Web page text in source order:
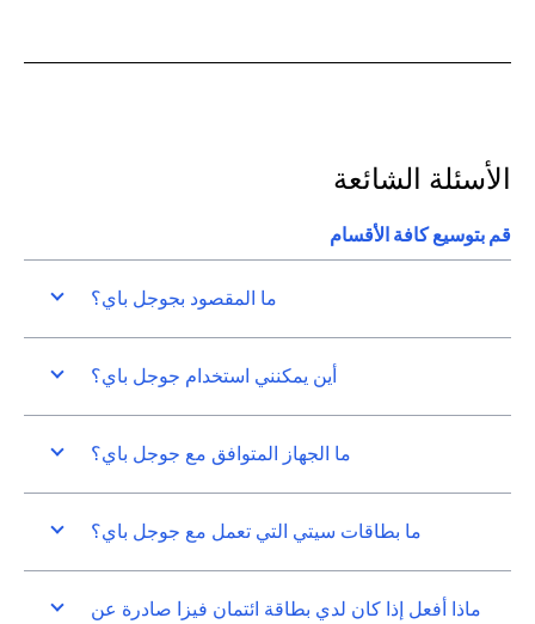
الأسئلة الشائعة
قم بتوسيع كافة الأقسام
ما المقصود بجوجل باي؟
أين يمكنني استخدام جوجل باي؟
ما الجهاز المتوافق مع جوجل باي؟
ما بطاقات سيتي التي تعمل مع جوجل باي؟
ماذا أفعل إذا كان لدي بطاقة ائتمان فيزا صادرة عن